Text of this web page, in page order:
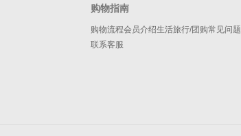
购物指南
购物流程会员介绍生活旅行/团购常见问题
联系客服